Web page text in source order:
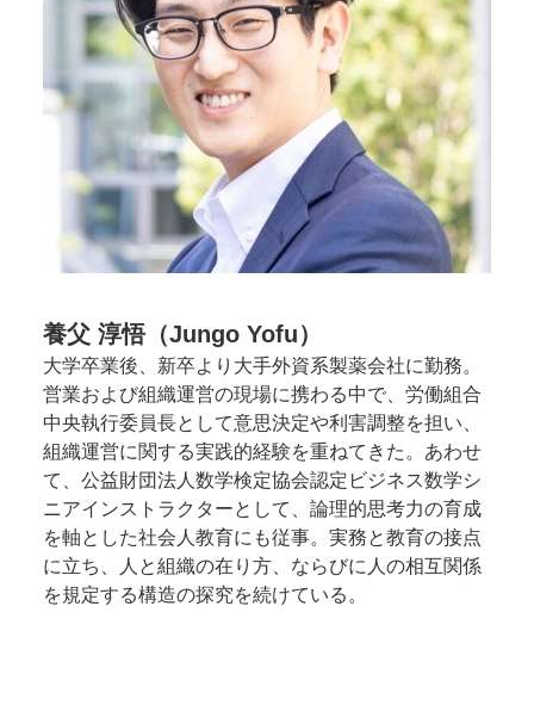
養父 淳悟（Jungo Yofu）
大学卒業後、新卒より大手外資系製薬会社に勤務。
営業および組織運営の現場に携わる中で、労働組合
中央執行委員長として意思決定や利害調整を担い、
組織運営に関する実践的経験を重ねてきた。あわせ
て、公益財団法人数学検定協会認定ビジネス数学シ
ニアインストラクターとして、論理的思考力の育成
を軸とした社会人教育にも従事。実務と教育の接点
に立ち、人と組織の在り方、ならびに人の相互関係
を規定する構造の探究を続けている。